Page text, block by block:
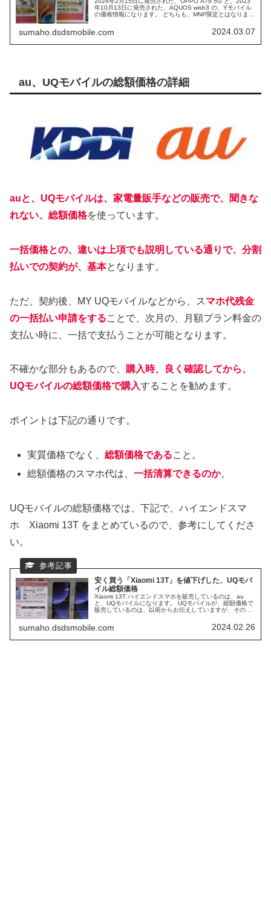
年10月13日に発売された、AQUOS wish3 の、Yモバイル
の価格情報になります。 どちらも、MNP限定とはなります
ローエンドスマホとなる2機種ですが、特徴的な2機種の、
スペック 特徴をまとめていきます。
sumaho.dsdsmobile.com 2024.03.07
au、UQモバイルの総額価格の詳細
auと、UQモバイルは、家電量販手などの販売で、聞きな
れない、総額価格を使っています。
一括価格との、違いは上項でも説明している通りで、分割
払いでの契約が、基本となります。
ただ、契約後、MY UQモバイルなどから、スマホ代残金
の一括払い申請をすることで、次月の、月額プラン料金の
支払い時に、一括で支払うことが可能となります。
不確かな部分もあるので、 購入時、良く確認してから、
UQモバイルの総額価格で購入することを勧めます。
ポイントは下記の通りです。
実質価格でなく、総額価格であること。
総額価格のスマホ代は、一括清算できるのか。
UQモバイルの総額価格では、下記で、ハイエンドスマ
ホ Xiaomi 13T をまとめているので、参考にしてくださ
い。
安く買う「Xiaomi 13T」を値下げした、UQモバ
イル総額価格
Xiaomi 13T ハイエンドスマホを販売しているのは、au
と、UQモバイルになります。 UQモバイルが、総額価格で
販売しているのは、以前からお伝えしていますが、その価
ために、便利な、UQモバイルの総額価格を、まとめていき
たいと思います。
sumaho.dsdsmobile.com 2024.02.26